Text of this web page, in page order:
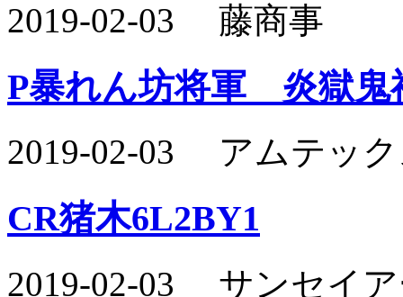
2019-02-03 藤商事
P暴れん坊将軍 炎獄鬼
2019-02-03 アムテッ
CR猪木6L2BY1
2019-02-03 サンセイ